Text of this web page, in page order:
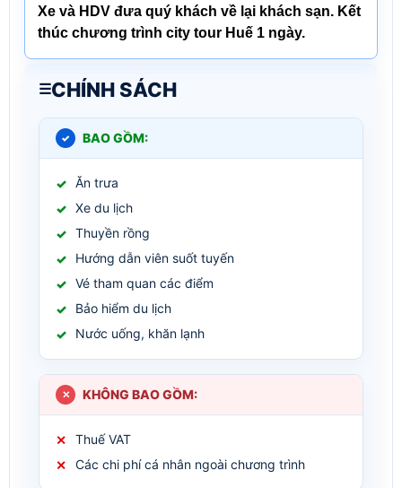
Xe và HDV đưa quý khách về lại khách sạn. Kết
thúc chương trình city tour Huế 1 ngày.
CHÍNH SÁCH
BAO GỒM:
Ăn trưa
Xe du lịch
Thuyền rồng
Hướng dẫn viên suốt tuyến
Vé tham quan các điểm
Bảo hiểm du lịch
Nước uống, khăn lạnh
KHÔNG BAO GỒM:
Thuế VAT
Các chi phí cá nhân ngoài chương trình